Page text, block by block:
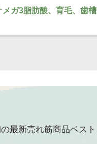
メガ3脂肪酸、育毛、歯
最新売れ筋商品ベスト